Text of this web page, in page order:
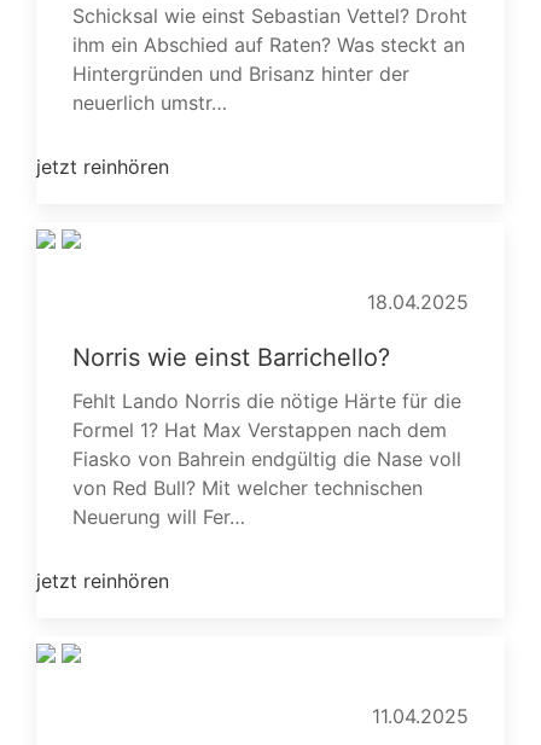
Schicksal wie einst Sebastian Vettel? Droht
ihm ein Abschied auf Raten? Was steckt an
Hintergründen und Brisanz hinter der
neuerlich umstr…
jetzt reinhören
18.04.2025
Norris wie einst Barrichello?
Fehlt Lando Norris die nötige Härte für die
Formel 1? Hat Max Verstappen nach dem
Fiasko von Bahrein endgültig die Nase voll
von Red Bull? Mit welcher technischen
Neuerung will Fer…
jetzt reinhören
11.04.2025